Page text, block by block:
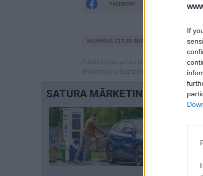
If
FACEBOOK
MAMMAS CITUR PASAULĒ
Publikācijas saturs vai tās jebkāda
izmantošana bez izdevēja atļaujas ir
SATURA MĀRKETINGS